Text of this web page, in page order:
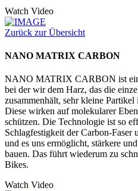
Watch Video
Zurück zur Übersicht
NANO MATRIX CARBON
NANO MATRIX CARBON ist
bei der wir dem Harz, das die
zusammenhält, sehr kleine
Diese wirken auf molekularer
schützen. Die Technologie ist so
Schlagfestigkeit der Carbon-Faser
und es uns ermöglicht, stärkere
bauen. Das führt wiederum zu
Bikes.
Watch Video